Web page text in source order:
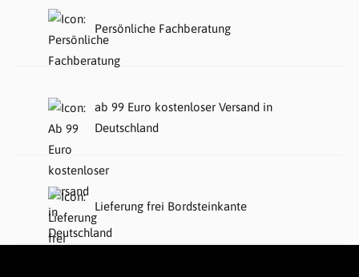
Persönliche Fachberatung
ab 99 Euro kostenloser Versand in
Deutschland
Lieferung frei Bordsteinkante